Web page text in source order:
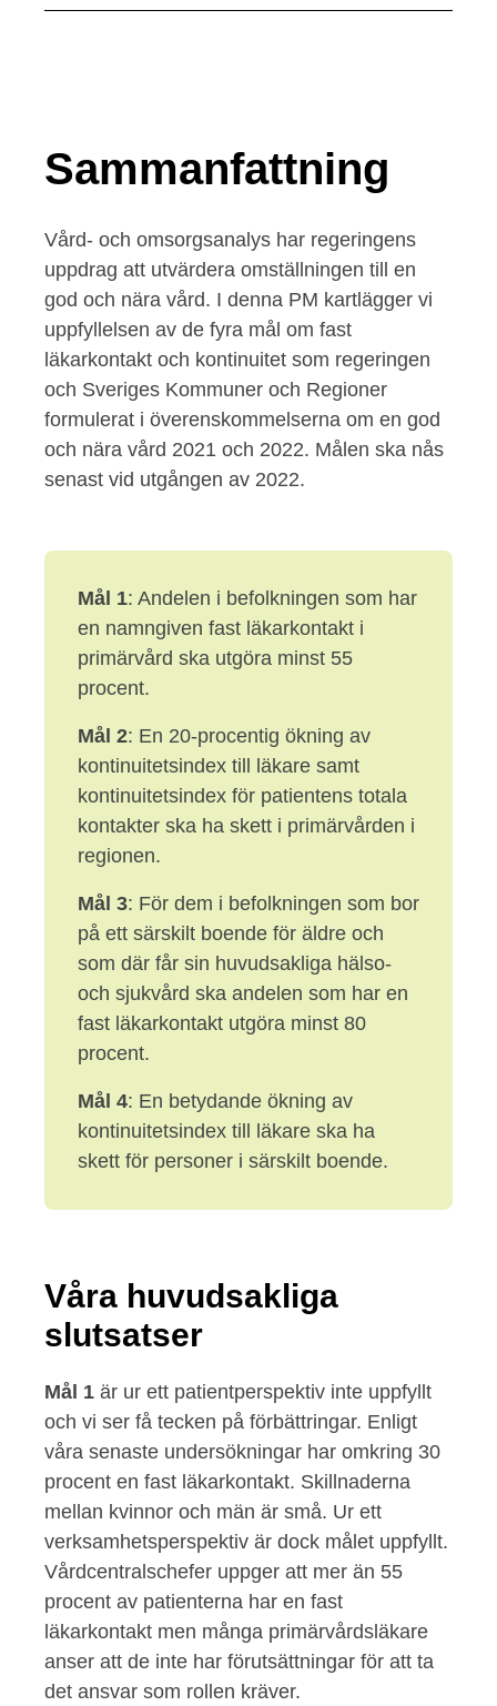
Sammanfattning
Vård- och omsorgsanalys har regeringens
uppdrag att utvärdera omställningen till en
god och nära vård. I denna PM kartlägger vi
uppfyllelsen av de fyra mål om fast
läkarkontakt och kontinuitet som regeringen
och Sveriges Kommuner och Regioner
formulerat i överenskommelserna om en god
och nära vård 2021 och 2022. Målen ska nås
senast vid utgången av 2022.
Mål 1: Andelen i befolkningen som har
en namngiven fast läkarkontakt i
primärvård ska utgöra minst 55
procent.
Mål 2: En 20-procentig ökning av
kontinuitetsindex till läkare samt
kontinuitetsindex för patientens totala
kontakter ska ha skett i primärvården i
regionen.
Mål 3: För dem i befolkningen som bor
på ett särskilt boende för äldre och
som där får sin huvudsakliga hälso-
och sjukvård ska andelen som har en
fast läkarkontakt utgöra minst 80
procent.
Mål 4: En betydande ökning av
kontinuitetsindex till läkare ska ha
skett för personer i särskilt boende.
Våra huvudsakliga
slutsatser
Mål 1 är ur ett patientperspektiv inte uppfyllt
och vi ser få tecken på förbättringar. Enligt
våra senaste undersökningar har omkring 30
procent en fast läkarkontakt. Skillnaderna
mellan kvinnor och män är små. Ur ett
verksamhetsperspektiv är dock målet uppfyllt.
Vårdcentralschefer uppger att mer än 55
procent av patienterna har en fast
läkarkontakt men många primärvårdsläkare
anser att de inte har förutsättningar för att ta
det ansvar som rollen kräver.